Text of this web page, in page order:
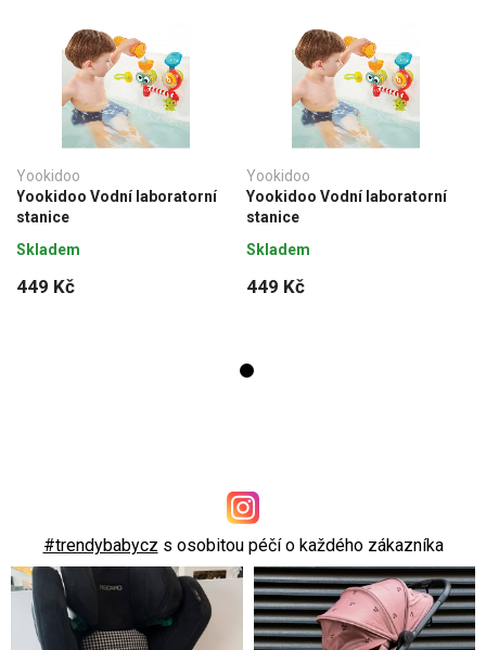
Yookidoo
Yookidoo Vodní laboratorní
stanice
449 Kč
Skladem
Yookidoo
Yookidoo Vodní laboratorní
stanice
449 Kč
Skladem
#trendybabycz s osobitou péčí o každého zákazníka